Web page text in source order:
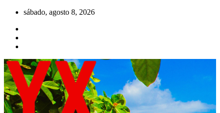
Saltar
contenido
sábado, agosto 8, 2026